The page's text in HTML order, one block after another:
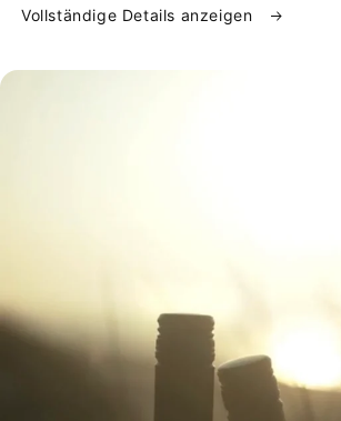
Vollständige Details anzeigen